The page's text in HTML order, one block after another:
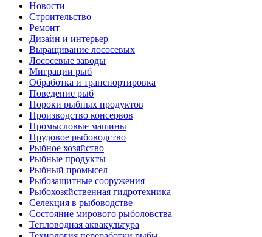
Новости
Строительство
Ремонт
Дизайн и интерьер
Выращивание лососевых
Лососевые заводы
Миграции рыб
Обработка и транспортировка
Поведение рыб
Пороки рыбных продуктов
Производство консервов
Промысловые машины
Прудовое рыбоводство
Рыбное хозяйство
Рыбные продукты
Рыбный промысел
Рыбозащитные сооружения
Рыбохозяйственная гидротехника
Селекция в рыбоводстве
Состояние мирового рыболовства
Тепловодная аквакультура